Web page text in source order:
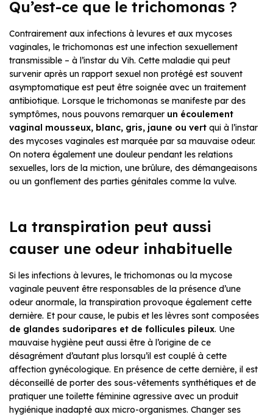
Qu’est-ce que le trichomonas ?
Contrairement aux infections à levures et aux mycoses
vaginales, le trichomonas est une infection sexuellement
transmissible – à l’instar du Vih. Cette maladie qui peut
survenir après un rapport sexuel non protégé est souvent
asymptomatique est peut être soignée avec un traitement
antibiotique. Lorsque le trichomonas se manifeste par des
symptômes, nous pouvons remarquer un écoulement
vaginal mousseux, blanc, gris, jaune ou vert qui à l’instar
des mycoses vaginales est marquée par sa mauvaise odeur.
On notera également une douleur pendant les relations
sexuelles, lors de la miction, une brûlure, des démangeaisons
ou un gonflement des parties génitales comme la vulve.
La transpiration peut aussi
causer une odeur inhabituelle
Si les infections à levures, le trichomonas ou la mycose
vaginale peuvent être responsables de la présence d’une
odeur anormale, la transpiration provoque également cette
dernière. Et pour cause, le pubis et les lèvres sont composées
de glandes sudoripares et de follicules pileux. Une
mauvaise hygiène peut aussi être à l’origine de ce
désagrément d’autant plus lorsqu’il est couplé à cette
affection gynécologique. En présence de cette dernière, il est
déconseillé de porter des sous-vêtements synthétiques et de
pratiquer une toilette féminine agressive avec un produit
hygiénique inadapté aux micro-organismes. Changer ses